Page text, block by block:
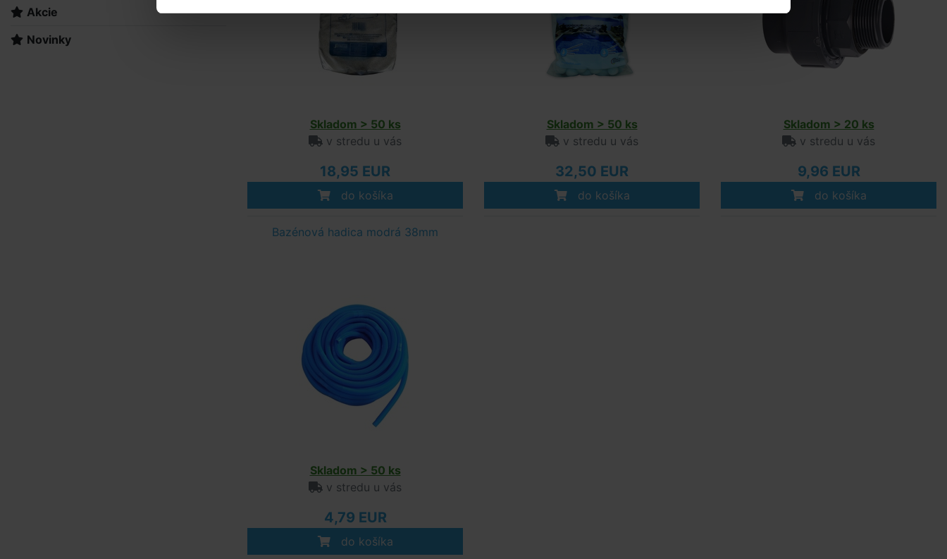
Skladom > 50 ks
v stredu u vás
18,95 EUR
do košíka
Skladom > 50 ks
v stredu u vás
32,50 EUR
do košíka
Skladom > 20 ks
v stredu u vás
9,96 EUR
do košíka
Bazénová hadica modrá 38mm
Skladom > 50 ks
v stredu u vás
4,79 EUR
do košíka
Akcie
Novinky